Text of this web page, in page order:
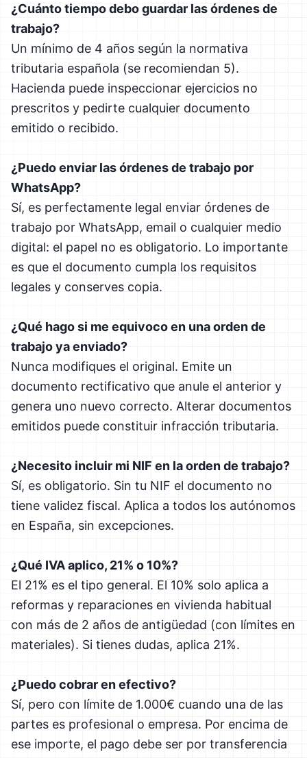
¿Cuánto tiempo debo guardar las órdenes de
trabajo?
Un mínimo de 4 años según la normativa
tributaria española (se recomiendan 5).
Hacienda puede inspeccionar ejercicios no
prescritos y pedirte cualquier documento
emitido o recibido.
¿Puedo enviar las órdenes de trabajo por
WhatsApp?
Sí, es perfectamente legal enviar órdenes de
trabajo por WhatsApp, email o cualquier medio
digital: el papel no es obligatorio. Lo importante
es que el documento cumpla los requisitos
legales y conserves copia.
¿Qué hago si me equivoco en una orden de
trabajo ya enviado?
Nunca modifiques el original. Emite un
documento rectificativo que anule el anterior y
genera uno nuevo correcto. Alterar documentos
emitidos puede constituir infracción tributaria.
¿Necesito incluir mi NIF en la orden de trabajo?
Sí, es obligatorio. Sin tu NIF el documento no
tiene validez fiscal. Aplica a todos los autónomos
en España, sin excepciones.
¿Qué IVA aplico, 21% o 10%?
El 21% es el tipo general. El 10% solo aplica a
reformas y reparaciones en vivienda habitual
con más de 2 años de antigüedad (con límites en
materiales). Si tienes dudas, aplica 21%.
¿Puedo cobrar en efectivo?
Sí, pero con límite de 1.000€ cuando una de las
partes es profesional o empresa. Por encima de
ese importe, el pago debe ser por transferencia